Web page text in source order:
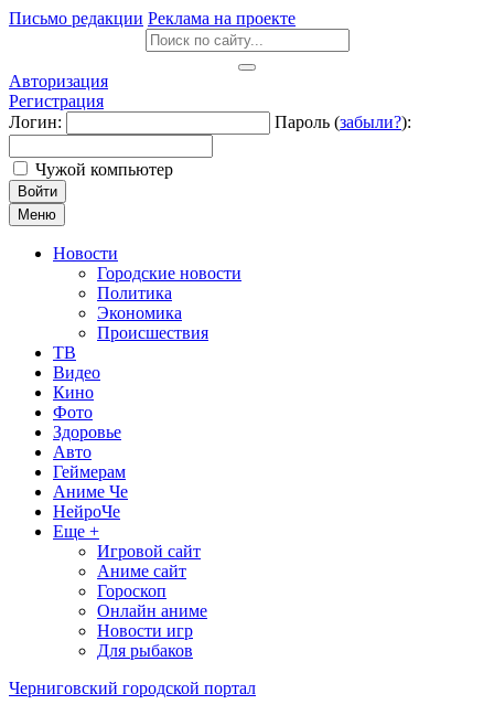
Письмо редакции Реклама на проекте
Авторизация
Регистрация
Логин:
Пароль (забыли?):
Чужой компьютер
Войти
Меню
Новости
Городские новости
Политика
Экономика
Происшествия
ТВ
Видео
Кино
Фото
Здоровье
Авто
Геймерам
Аниме Че
НейроЧе
Еще +
Игровой сайт
Аниме сайт
Гороскоп
Онлайн аниме
Новости игр
Для рыбаков
Черниговский городской портал